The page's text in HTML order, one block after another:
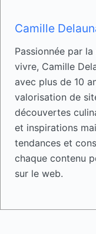
Camille
Passionnée par
vivre, Camille
avec plus de 10
valorisation de
découvertes
et inspirations
tendances et
chaque contenu
sur le web.